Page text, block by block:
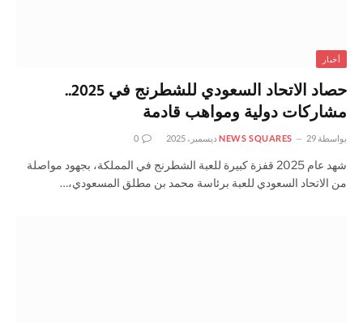
أخبار
حصاد الاتحاد السعودي للشطرنج في 2025..
مشاركات دولية ومواهب قادمة
بواسطة NEWS SQUARES 29 ديسمبر، 2025 0
شهد عام 2025 قفزة كبيرة للعبة الشطرنج في المملكة، بجهود مواصلة
من الاتحاد السعودي للعبة برئاسة محمد بن مطلق المسعودي،…